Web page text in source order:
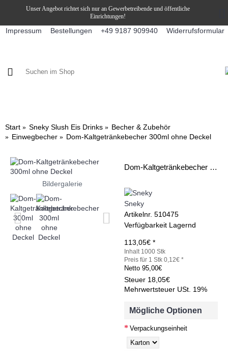
Unser Angebot richtet sich nur an Gewerbetreibende und öffentliche
Einrichtungen!
Impressum Bestellungen +49 9187 909940 Widerrufsformular
Start Sneky Slush Eis Drinks
Becher & Zubehör
Einwegbecher
Dom-Kaltgetränkebecher 300ml ohne Deckel
Bildergalerie
Dom-Kaltgetränkebecher 300ml ohne Deckel
Sneky
Artikelnr. 510475
Verfügbarkeit Lagernd
113,05€ *
Inhalt 1000 Stk
Preis für 1 Stk 0,12€ *
Netto 95,00€
Steuer 18,05€
Mehrwertsteuer USt. 19%
Mögliche Optionen
Verpackungseinheit